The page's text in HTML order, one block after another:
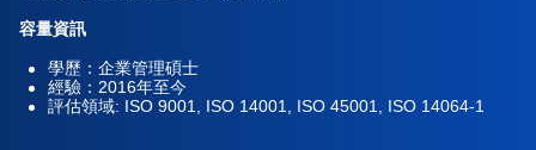
容量資訊
學歷：企業管理碩士
經驗：2016年至今
評估領域: ISO 9001, ISO 14001, ISO 45001, ISO 14064-1